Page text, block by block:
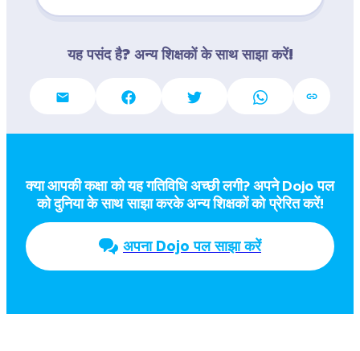
यह पसंद है? अन्य शिक्षकों के साथ साझा करें!
क्या आपकी कक्षा को यह गतिविधि अच्छी लगी? अपने Dojo पल
को दुनिया के साथ साझा करके अन्य शिक्षकों को प्रेरित करें!
अपना Dojo पल साझा करें